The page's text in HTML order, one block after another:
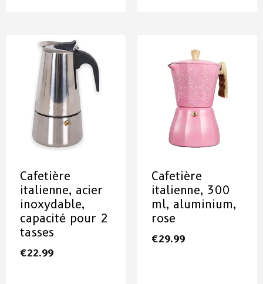
Cafetière
italienne, acier
inoxydable,
capacité pour 2
tasses
€22.99
Cafetière
italienne, 300
ml, aluminium,
rose
€29.99